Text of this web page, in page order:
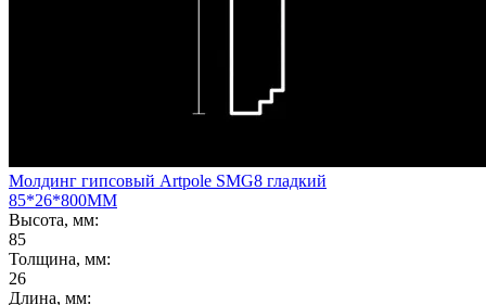
Молдинг гипсовый Artpole SMG8 гладкий
85*26*800ММ
Высота, мм:
85
Толщина, мм:
26
Длина, мм: